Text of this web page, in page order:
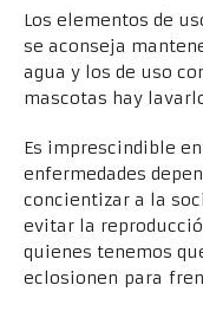
Los elementos de
se aconseja
agua y los de uso
mascotas hay
Es imprescindible
enfermedades
concientizar a la
evitar la
quienes tenemos
eclosionen para